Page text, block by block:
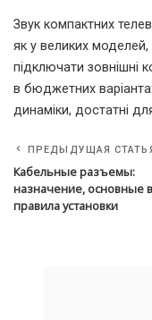
Звук компактних
як у великих моделей,
підключати зовнішні
в бюджетних
динаміки, достатні
ПРЕДЫДУЩАЯ
Кабельные разъемы:
назначение, основные
правила установки